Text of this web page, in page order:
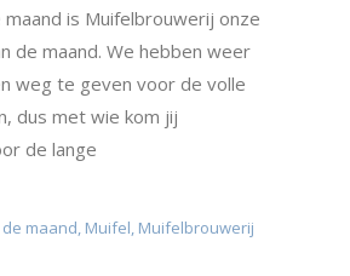
maand is Muifelbrouwerij onze
de maand. We hebben weer
weg te geven voor de volle
dus met wie kom jij
de lange
maand, Muifel, Muifelbrouwerij